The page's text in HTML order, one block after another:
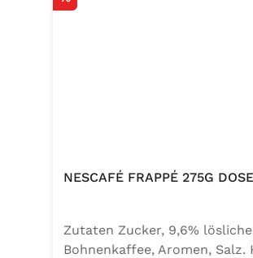
NESCAFÉ FRAPPÉ 275G DOSE
Zutaten Zucker, 9,6%
Bohnenkaffee, Aromen, Salz.